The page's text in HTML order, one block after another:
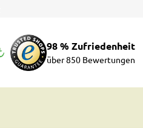
98 % Zufriedenheit
über 850 Bewertungen